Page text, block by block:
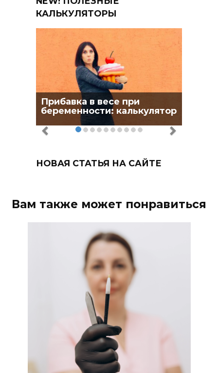
КАЛЬКУЛЯТОРЫ
Прибавка в весе при
беременности: калькулятор
НОВАЯ СТАТЬЯ НА САЙТЕ
Вам также может понравиться